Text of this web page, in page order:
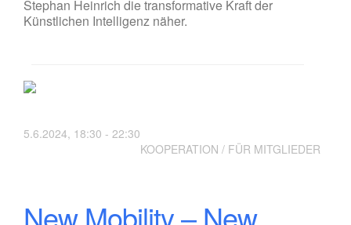
Stephan Heinrich die transformative Kraft der
Künstlichen Intelligenz näher.
5.6.2024, 18:30 - 22:30
KOOPERATION / FÜR MITGLIEDER